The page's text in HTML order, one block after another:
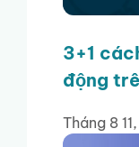
3+1
động
Tháng 8